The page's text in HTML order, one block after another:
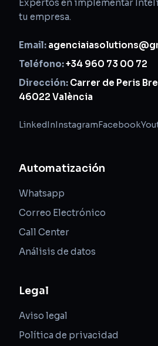
Expertos en implementar
tu empresa.
Email:
Teléfono:+34 960 73 00 72
Dirección: Carrer de Peris
46022 València
LinkedInInstagramFacebook
Automatización
Whatsapp
Correo Electrónico
Call Center
Análisis de datos
Legal
Aviso legal
Política de privacidad